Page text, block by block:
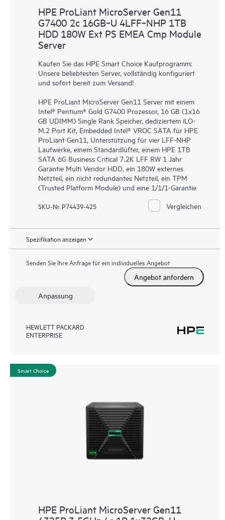
HPE ProLiant MicroServer Gen11
G7400 2c 16GB‑U 4LFF‑NHP 1TB
HDD 180W Ext PS EMEA Cmp Module
Server
Kaufen Sie das HPE Smart Choice Kaufprogramm:
Unsere beliebtesten Server, vollständig konfiguriert
und sofort bereit zum Versand!
HPE ProLiant MicroServer Gen11 Server mit einem
Intel® Pentium® Gold G7400 Prozessor, 16 GB (1x16
GB UDIMM) Single Rank Speicher, dediziertem iLO-
M.2 Port Kit, Embedded Intel® VROC SATA für HPE
ProLiant Gen11, Unterstützung für vier LFF-NHP
Laufwerke, einem Standardlüfter, einem HPE 1TB
SATA 6G Business Critical 7.2K LFF RW 1 Jahr
Garantie Multi Vendor HDD, ein 180W externes
Netzteil, ein nicht redundantes Netzteil, ein TPM
(Trusted Platform Module) und eine 1/1/1-Garantie
SKU-Nr. P74439-425 Vergleichen
Spezifikation anzeigen
Senden Sie Ihre Anfrage für ein individuelles Angebot
Angebot anfordern
Anpassung
HEWLETT PACKARD
ENTERPRISE
Smart Choice
HPE ProLiant MicroServer Gen11